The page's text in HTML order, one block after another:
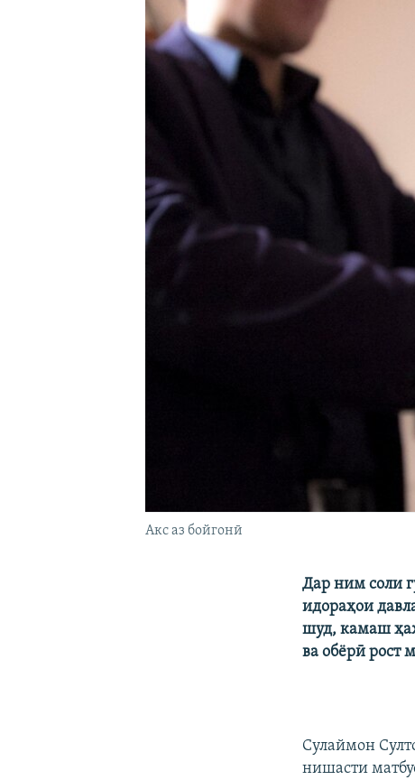
Акс аз бойгонӣ
Дар ним соли
идораҳои
шуд, камаш
ва обёрӣ рост
Сулаймон
нишасти